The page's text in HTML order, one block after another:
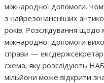
міжнародної допомоги.
з найрезонансніших
років. Розслідування
міжнародної допомоги
справи —
схема, яку розслідують
мільйони може відкрити